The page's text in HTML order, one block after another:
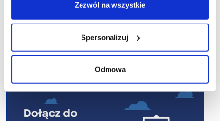
Zezwól na wszystkie
Spersonalizuj
Odmowa